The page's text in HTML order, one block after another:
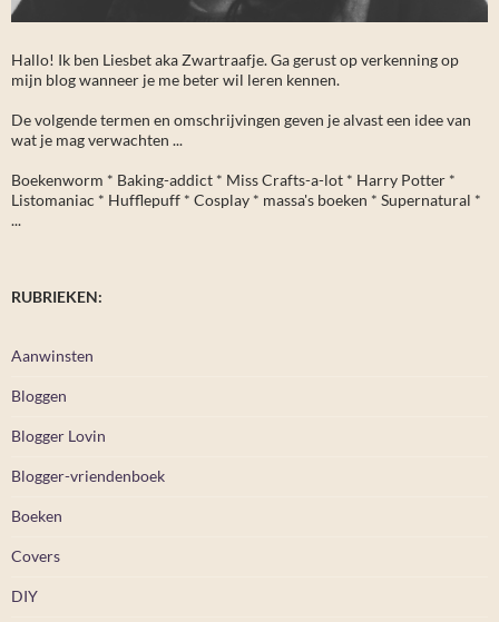
Hallo! Ik ben Liesbet aka Zwartraafje. Ga gerust op verkenning op
mijn blog wanneer je me beter wil leren kennen.
De volgende termen en omschrijvingen geven je alvast een idee van
wat je mag verwachten ...
Boekenworm * Baking-addict * Miss Crafts-a-lot * Harry Potter *
Listomaniac * Hufflepuff * Cosplay * massa's boeken * Supernatural *
...
RUBRIEKEN:
Aanwinsten
Bloggen
Blogger Lovin
Blogger-vriendenboek
Boeken
Covers
DIY